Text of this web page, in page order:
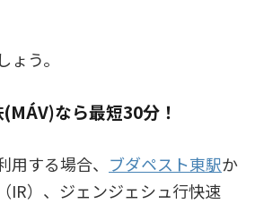
う。
なら最短30分！
する場合、 ブダペスト東駅か
IR）、ジェンジェシュ行快速